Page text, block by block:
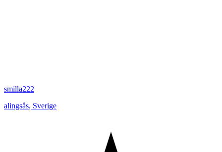
smilla222
alingsås, Sverige